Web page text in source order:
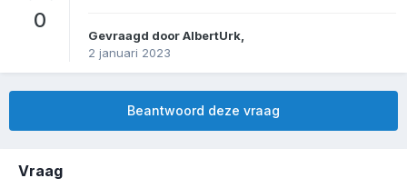
0
Gevraagd doorAlbertUrk
2 januari 2023
Beantwoord deze vraag
Vraag